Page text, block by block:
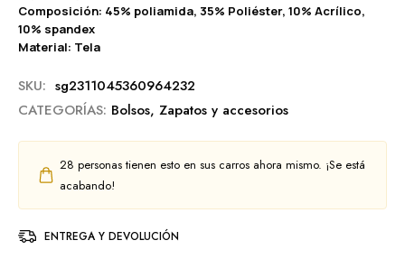
Composición: 45% poliamida, 35% Poliéster, 10% Acrílico,
10% spandex
Material: Tela
SKU: sg2311045360964232
CATEGORÍAS: Bolsos, Zapatos y accesorios
28 personas tienen esto en sus carros ahora mismo. ¡Se está
acabando!
ENTREGA Y DEVOLUCIÓN